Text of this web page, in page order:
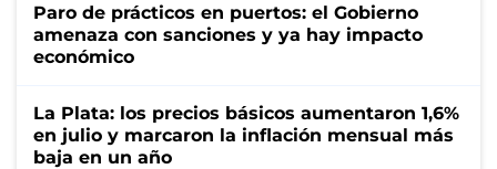
Paro de prácticos en puertos: el Gobierno
amenaza con sanciones y ya hay impacto
económico
La Plata: los precios básicos aumentaron 1,6%
en julio y marcaron la inflación mensual más
baja en un año